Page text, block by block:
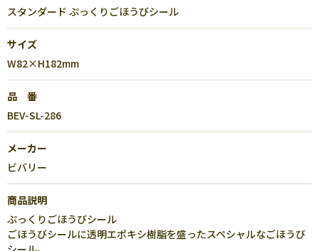
スタンダード ぷっくりごほうびシール
サイズ
W82×H182mm
品 番
BEV-SL-286
メーカー
ビバリー
商品説明
ぷっくりごほうびシール
ごほうびシールに透明エポキシ樹脂を盛ったスペシャルなごほうび